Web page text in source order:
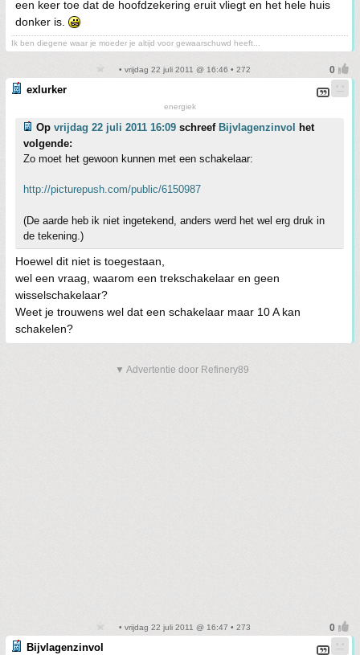
een keer toe dat de hoofdzekering eruit vliegt en het hele huis
donker is.
Ik ben diegene waar je moeder je altijd voor gewaarschuwd heeft...
• vrijdag 22 juli 2011 @ 16:46 • 272
exlurker
energiek
Op vrijdag 22 juli 2011 16:09 schreef Bijvlagenzinvol
het
volgende:
Zo moet het gewoon kunnen met een schakelaar:
http://picturepush.com/public/6150987
(De aarde heb ik niet ingetekend, anders werd het wel erg druk in
de tekening.)
Hoewel dit niet is toegestaan,
wel een vraag, waarom een trekschakelaar en geen
wisselschakelaar?
Weet je trouwens wel dat een schakelaar maar 10 A kan
schakelen?
▼ Advertentie door Refinery89
• vrijdag 22 juli 2011 @ 16:47 • 273
Bijvlagenzinvol